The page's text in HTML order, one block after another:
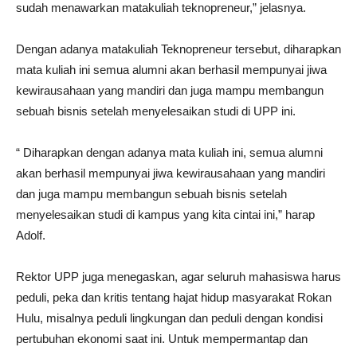
sudah menawarkan matakuliah teknopreneur,” jelasnya.
Dengan adanya matakuliah Teknopreneur tersebut, diharapkan
mata kuliah ini semua alumni akan berhasil mempunyai jiwa
kewirausahaan yang mandiri dan juga mampu membangun
sebuah bisnis setelah menyelesaikan studi di UPP ini.
“ Diharapkan dengan adanya mata kuliah ini, semua alumni
akan berhasil mempunyai jiwa kewirausahaan yang mandiri
dan juga mampu membangun sebuah bisnis setelah
menyelesaikan studi di kampus yang kita cintai ini,” harap
Adolf.
Rektor UPP juga menegaskan, agar seluruh mahasiswa harus
peduli, peka dan kritis tentang hajat hidup masyarakat Rokan
Hulu, misalnya peduli lingkungan dan peduli dengan kondisi
pertubuhan ekonomi saat ini. Untuk mempermantap dan